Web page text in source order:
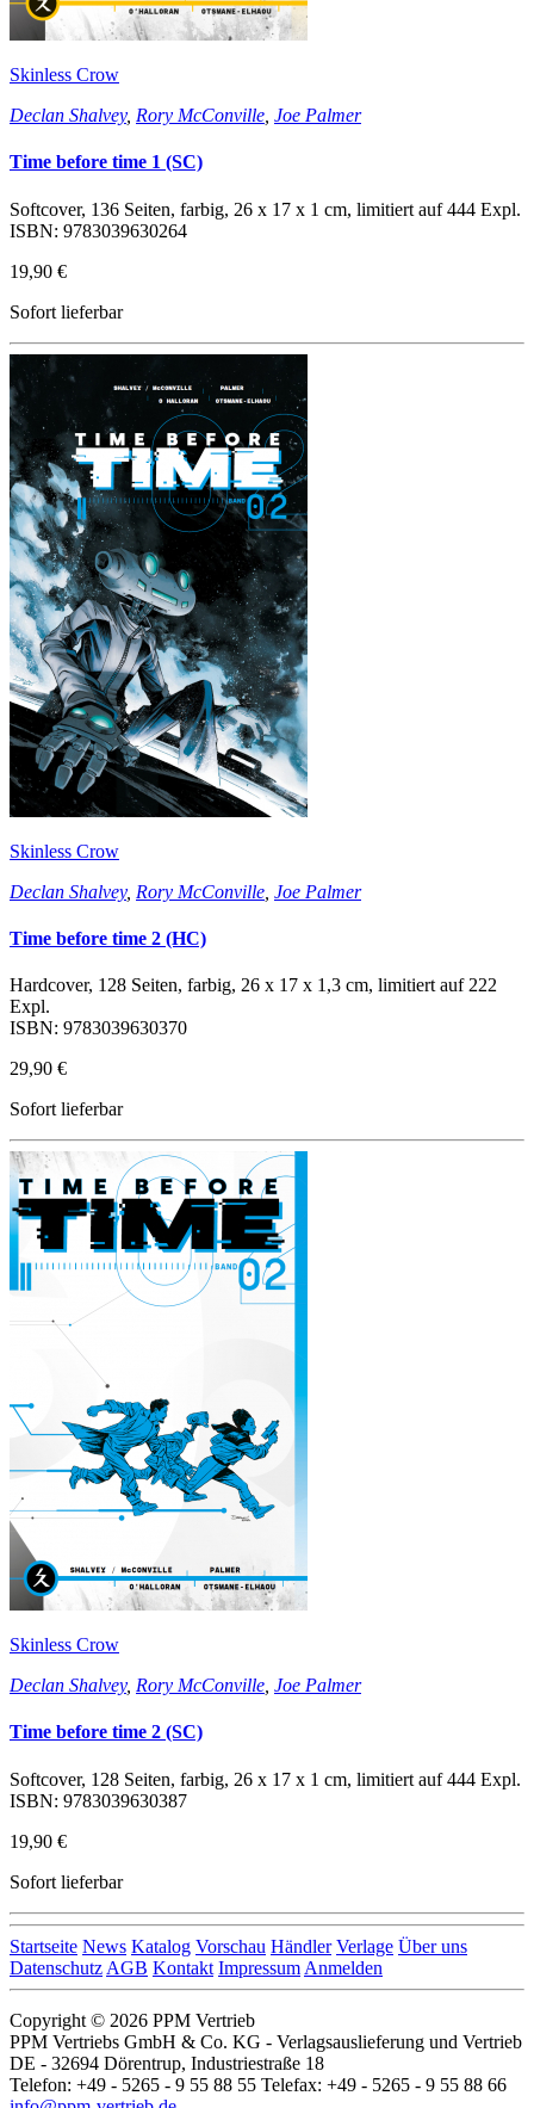
Skinless Crow
Declan Shalvey, Rory McConville Joe Palmer
Time before time 1 (SC)
Softcover, 136 Seiten, farbig, 26 x 17 x 1 cm, limitiert auf 444 Expl.
ISBN: 9783039630264
19,90 €
Sofort lieferbar
Skinless Crow
Declan Shalvey, Rory McConville Joe Palmer
Time before time 2 (HC)
Hardcover, 128 Seiten, farbig, 26 x 17 x 1,3 cm, limitiert auf 222
Expl.
ISBN: 9783039630370
29,90 €
Sofort lieferbar
Skinless Crow
Declan Shalvey, Rory McConville Joe Palmer
Time before time 2 (SC)
Softcover, 128 Seiten, farbig, 26 x 17 x 1 cm, limitiert auf 444 Expl.
ISBN: 9783039630387
19,90 €
Sofort lieferbar
Startseite News Katalog Vorschau Händler Verlage Über uns
Datenschutz AGB Kontakt Impressum Anmelden
Copyright © 2026 PPM Vertrieb
PPM Vertriebs GmbH & Co. KG - Verlagsauslieferung und Vertrieb
DE - 32694 Dörentrup, Industriestraße 18
Telefon: +49 - 5265 - 9 55 88 55 Telefax: +49 - 5265 - 9 55 88 66